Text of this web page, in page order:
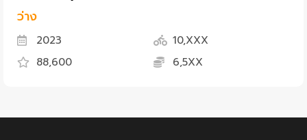
ว่าง
2023
10,XXX
88,600
6,5XX